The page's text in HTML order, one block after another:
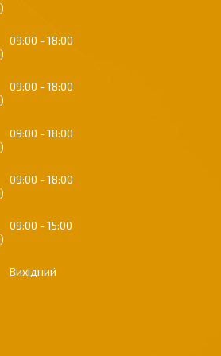
09:00
18:00
09:00
18:00
09:00
18:00
09:00
18:00
09:00
15:00
Вихідний